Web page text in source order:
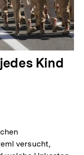
Kind
versucht,